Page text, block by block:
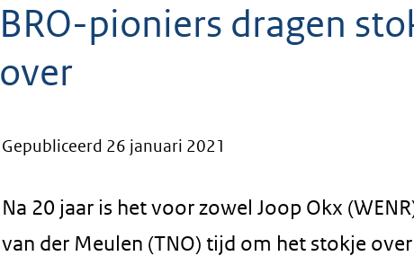
BRO-pioniers dragen
over
Gepubliceerd 26 januari 2021
Na 20 jaar is het voor zowel Joop Okx
van der Meulen (TNO) tijd om het stokje